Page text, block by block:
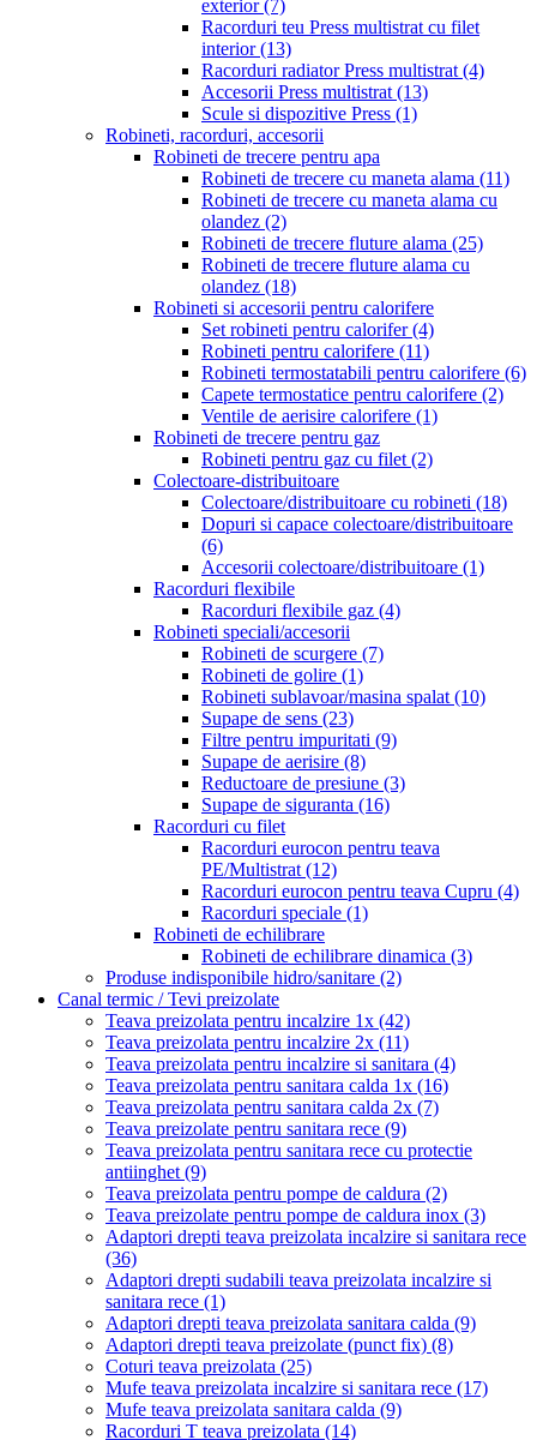
exterior(7)
Racorduri teu Press multistrat cu filet
interior(13)
Racorduri radiator Press multistrat (4)
Accesorii Press multistrat (13)
Scule si dispozitive Press (1)
Robineti, racorduri, accesorii
Robineti de trecere pentru apa
Robineti de trecere cu maneta alama (11)
Robineti de trecere cu maneta alama cu
olandez (2)
Robineti de trecere fluture alama (25)
Robineti de trecere fluture alama cu
olandez (18)
Robineti si accesorii pentru calorifere
Set robineti pentru calorifer(4)
Robineti pentru calorifere (11)
Robineti termostatabili pentru calorifere (6)
Capete termostatice pentru calorifere (2)
Ventile de aerisire calorifere (1)
Robineti de trecere pentru gaz
Robineti pentru gaz cu filet (2)
Colectoare-distribuitoare
Colectoare/distribuitoare cu robineti (18)
Dopuri si capace colectoare/distribuitoare
(6)
Accesorii colectoare/distribuitoare (1)
Racorduri flexibile
Racorduri flexibile gaz (4)
Robineti speciali/accesorii
Robineti de scurgere (7)
Robineti de golire (1)
Robineti sublavoar/masina spalat (10)
Supape de sens (23)
Filtre pentru impuritati (9)
Supape de aerisire (8)
Reductoare de presiune (3)
Supape de siguranta (16)
Racorduri cu filet
Racorduri eurocon pentru teava
PE/Multistrat (12)
Racorduri eurocon pentru teava Cupru (4)
Racorduri speciale (1)
Robineti de echilibrare
Robineti de echilibrare dinamica (3)
Produse indisponibile hidro/sanitare (2)
Canal termic / Tevi preizolate
Teava preizolata pentru incalzire 1x (42)
Teava preizolata pentru incalzire 2x (11)
Teava preizolata pentru incalzire si sanitara (4)
Teava preizolata pentru sanitara calda 1x (16)
Teava preizolata pentru sanitara calda 2x (7)
Teava preizolate pentru sanitara rece (9)
Teava preizolata pentru sanitara rece cu protectie
antiinghet (9)
Teava preizolata pentru pompe de caldura (2)
Teava preizolate pentru pompe de caldura inox (3)
Adaptori drepti teava preizolata incalzire si sanitara rece
(36)
Adaptori drepti sudabili teava preizolata incalzire si
sanitara rece (1)
Adaptori drepti teava preizolata sanitara calda (9)
Adaptori drepti teava preizolate (punct fix) (8)
Coturi teava preizolata (25)
Mufe teava preizolata incalzire si sanitara rece (17)
Mufe teava preizolata sanitara calda (9)
Racorduri T teava preizolata (14)